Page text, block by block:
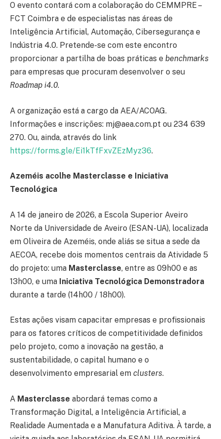
O evento contará com a colaboração do CEMMPRE –
FCT Coimbra e de especialistas nas áreas de
Inteligência Artificial, Automação, Cibersegurança e
Indústria 4.0. Pretende-se com este encontro
proporcionar a partilha de boas práticas e benchmarks
para empresas que procuram desenvolver o seu
Roadmap i4.0.
A organização está a cargo da AEA/ACOAG.
Informações e inscrições: mj@aea.com.pt ou 234 639
270. Ou, ainda, através do link
https://forms.gle/Ei1kTfFxvZEzMyz36.
Azeméis acolhe Masterclasse e Iniciativa
Tecnológica
A 14 de janeiro de 2026, a Escola Superior Aveiro
Norte da Universidade de Aveiro (ESAN-UA), localizada
em Oliveira de Azeméis, onde aliás se situa a sede da
AECOA, recebe dois momentos centrais da Atividade 5
do projeto: uma Masterclasse, entre as 09h00 e as
13h00, e uma Iniciativa Tecnológica Demonstradora
durante a tarde (14h00 / 18h00).
Estas ações visam capacitar empresas e profissionais
para os fatores críticos de competitividade definidos
pelo projeto, como a inovação na gestão, a
sustentabilidade, o capital humano e o
desenvolvimento empresarial em clusters.
A Masterclasse abordará temas como a
Transformação Digital, a Inteligência Artificial, a
Realidade Aumentada e a Manufatura Aditiva. À tarde, a